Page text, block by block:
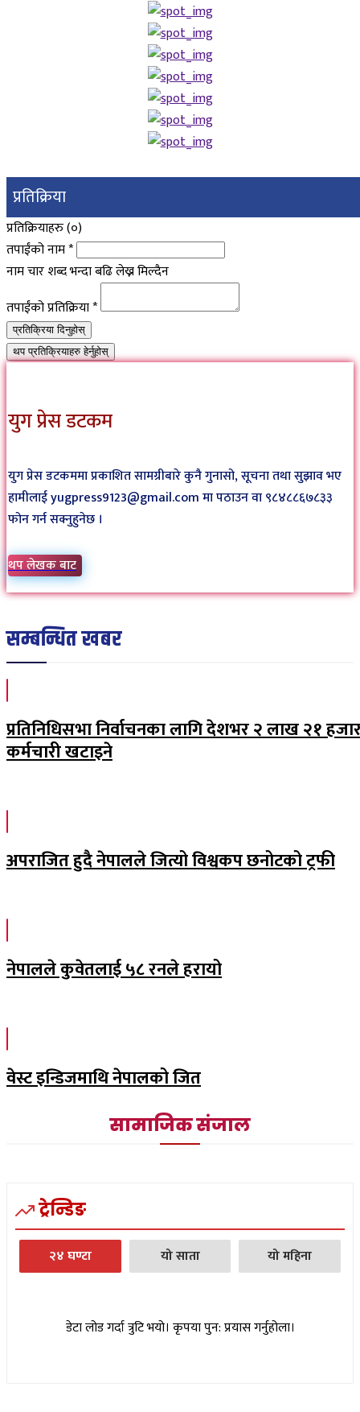
प्रतिक्रिया
प्रतिक्रियाहरु (०)
तपाईंको नाम*
नाम चार शब्द भन्दा बढि लेख्न मिल्दैन
तपाईंको प्रतिक्रिया*
प्रतिक्रिया दिनुहोस्
थप प्रतिक्रियाहरु हेर्नुहोस्
युग प्रेस डटकम
युग प्रेस डटकममा प्रकाशित सामग्रीबारे कुनै गुनासो, सूचना तथा सुझाव भए
हामीलाई yugpress9123@gmail.com मा पठाउन वा ९८४८८६७८३३
फोन गर्न सक्नुहुनेछ ।
थप लेखक बाट
सम्बन्धित खबर
प्रतिनिधिसभा निर्वाचनका लागि देशभर २ लाख २१
कर्मचारी खटाइने
अपराजित हुदै नेपालले जित्यो विश्वकप छनोटको ट्रफी
नेपालले कुवेतलाई ५८ रनले हरायो
वेस्ट इन्डिजमाथि नेपालको जित
सामाजिक संजाल
ट्रेन्डिङ
२४ घण्टा यो साता यो महिना
डेटा लोड गर्दा त्रुटि भयो। कृपया पुन: प्रयास गर्नुहोला।